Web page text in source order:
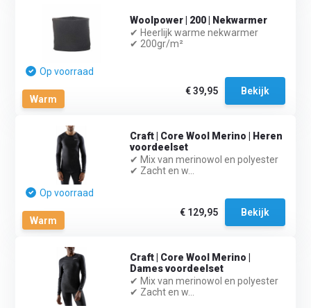
Warm
Woolpower | 200 | Nekwarmer
✔ Heerlijk warme nekwarmer
✔ 200gr/m²
Op voorraad
€ 39,95
Bekijk
Warm
Craft | Core Wool Merino | Heren
voordeelset
✔ Mix van merinowol en polyester
✔ Zacht en w...
Op voorraad
€ 129,95
Bekijk
Craft | Core Wool Merino |
Dames voordeelset
✔ Mix van merinowol en polyester
✔ Zacht en w...